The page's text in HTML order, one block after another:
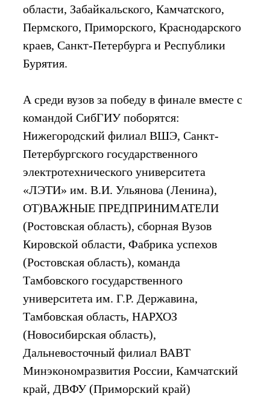
области, Забайкальского, Камчатского,
Пермского, Приморского, Краснодарского
краев, Санкт-Петербурга и Республики
Бурятия.
А среди вузов за победу в финале вместе с
командой СибГИУ поборятся:
Нижегородский филиал ВШЭ, Санкт-
Петербургского государственного
электротехнического университета
«ЛЭТИ» им. В.И. Ульянова (Ленина),
ОТ)ВАЖНЫЕ ПРЕДПРИНИМАТЕЛИ
(Ростовская область), сборная Вузов
Кировской области, Фабрика успехов
(Ростовская область), команда
Тамбовского государственного
университета им. Г.Р. Державина,
Тамбовская область, НАРХОЗ
(Новосибирская область),
Дальневосточный филиал ВАВТ
Минэкономразвития России, Камчатский
край, ДВФУ (Приморский край)